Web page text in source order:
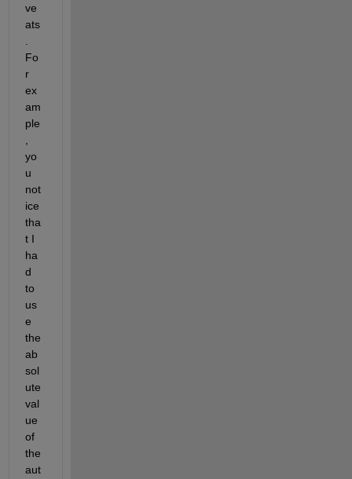
ve
ats
.
Fo
r
ex
am
ple
,
yo
u
not
ice
tha
t I
ha
d
to
us
e
the
ab
sol
ute
val
ue
of
the
aut